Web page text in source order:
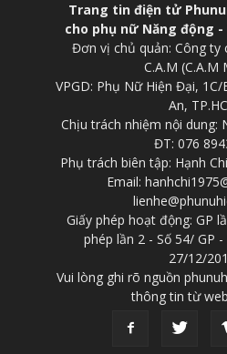
Trang tin điện tử
cho phụ nữ Năng động
Đơn vị chủ quản: Công ty
C.A.M (C.A.M
VPGD: Phụ Nữ Hiện Đại,
An,
Chịu trách nhiệm nội dung:
ĐT: 076
Phụ trách biên tập: Hạnh
Email:
Giấy phép hoạt động: GP
phép lần 2 - Số 54/ GP
27/12/
Vui lòng ghi rõ nguồn
thông tin từ